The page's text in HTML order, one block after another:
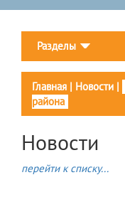
Разделы
Главная | Новости |
района
Новости
перейти к списку...